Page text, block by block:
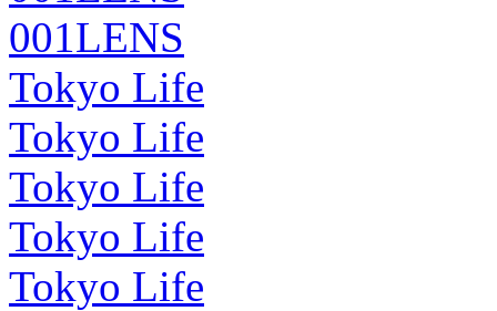
001LENS
Tokyo Life
Tokyo Life
Tokyo Life
Tokyo Life
Tokyo Life